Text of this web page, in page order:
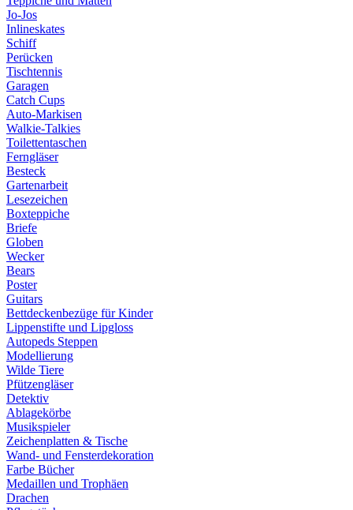
Jo-Jos
Inlineskates
Schiff
Perücken
Tischtennis
Garagen
Catch Cups
Auto-Markisen
Walkie-Talkies
Toilettentaschen
Ferngläser
Besteck
Gartenarbeit
Lesezeichen
Boxteppiche
Briefe
Globen
Wecker
Bears
Poster
Guitars
Bettdeckenbezüge für Kinder
Lippenstifte und Lipgloss
Autopeds Steppen
Modellierung
Wilde Tiere
Pfützengläser
Detektiv
Ablagekörbe
Musikspieler
Zeichenplatten & Tische
Wand- und Fensterdekoration
Farbe Bücher
Medaillen und Trophäen
Drachen